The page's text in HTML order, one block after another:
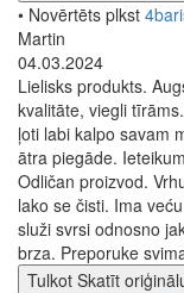
• Novērtēts plkst
Martin
04.03.2024
Lielisks produkts.
kvalitāte, viegli
ļoti labi kalpo savam
ātra piegāde.
Odličan proizvod.
lako se čisti. Ima
služi svrsi odnosno
brza. Preporuke
Tulkot Skatīt